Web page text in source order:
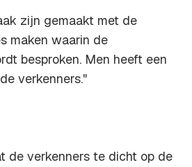
zijn gemaakt met de
maken waarin de
besproken. Men heeft een
verkenners."
de verkenners te dicht op de